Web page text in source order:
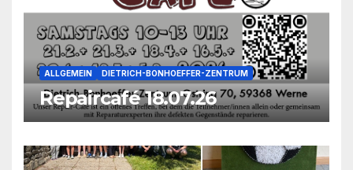
ALLGEMEIN DIETRICH-BONHOEFFER-ZENTRUM
Repaircafé 18.07.26